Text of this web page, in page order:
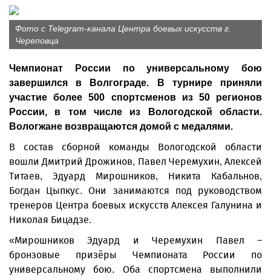
Фото с Telegram-канала Центра боевых искусств г.
Череповца
Чемпионат России по универсальному бою
завершился в Волгограде. В турнире приняли
участие более 500 спортсменов из 50 регионов
России, в том числе из Вологодской области.
Вологжане возвращаются домой с медалями.
В состав сборной команды Вологодской области
вошли Дмитрий Дрожинов, Павел Черемухин, Алексей
Титаев, Эдуард Мирошников, Никита Кабальнов,
Богдан Цыпкус. Они занимаются под руководством
тренеров Центра боевых искусств Алексея Галунина и
Николая Бицадзе.
«Мирошников Эдуард и Черемухин Павел –
бронзовые призёры Чемпионата России по
универсальному бою. Оба спортсмена выполнили